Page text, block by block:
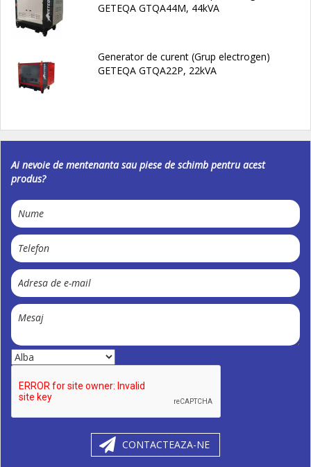
GETEQA GTQA44M, 44kVA
Generator de curent (Grup electrogen)
GETEQA GTQA22P, 22kVA
Ai nevoie de mentenanta sau piese de schimb pentru acest
produs?
CONTACTEAZA-NE